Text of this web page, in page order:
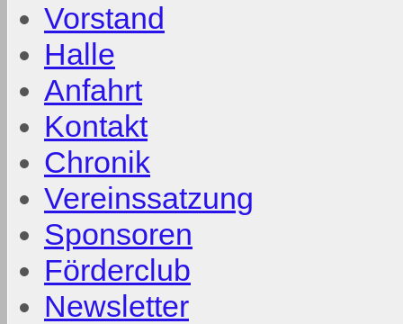
Vorstand
Halle
Anfahrt
Kontakt
Chronik
Vereinssatzung
Sponsoren
Förderclub
Newsletter